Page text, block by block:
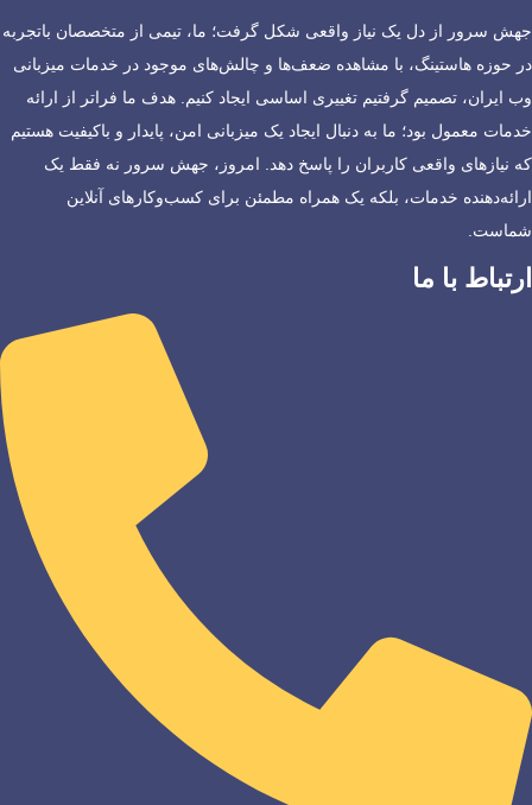
جهش سرور از دل یک نیاز واقعی شکل گرفت؛ ما، تیمی از متخصصان باتجربه
در حوزه هاستینگ، با مشاهده ضعف‌ها و چالش‌های موجود در خدمات میزبانی
وب ایران، تصمیم گرفتیم تغییری اساسی ایجاد کنیم. هدف ما فراتر از ارائه
خدمات معمول بود؛ ما به دنبال ایجاد یک میزبانی امن، پایدار و باکیفیت هستیم
که نیازهای واقعی کاربران را پاسخ دهد. امروز، جهش سرور نه فقط یک
ارائه‌دهنده خدمات، بلکه یک همراه مطمئن برای کسب‌وکارهای آنلاین
شماست.
ارتباط با ما